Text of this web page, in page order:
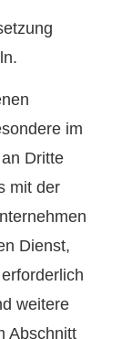
im
Dritte
mit der
Dienst,
weitere
Abschnitt